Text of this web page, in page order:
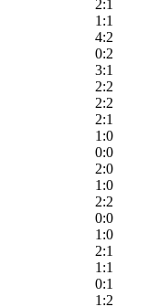
2:1
1:1
4:2
0:2
3:1
2:2
2:2
2:1
1:0
0:0
2:0
1:0
2:2
0:0
1:0
2:1
1:1
0:1
1:2